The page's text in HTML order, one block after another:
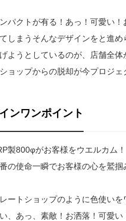
パクトが有る！あっ！可愛い
しまうそんなデザインをと進
ようとしているのが、店舗全体
ョップからの脱却が今プロジ
ンワンポイント
製800φがお客様をウエルカム！
の使命一瞬でお客様の心を鷲
ートショップのように色使い
、あっ、素敵！お洒落！可愛